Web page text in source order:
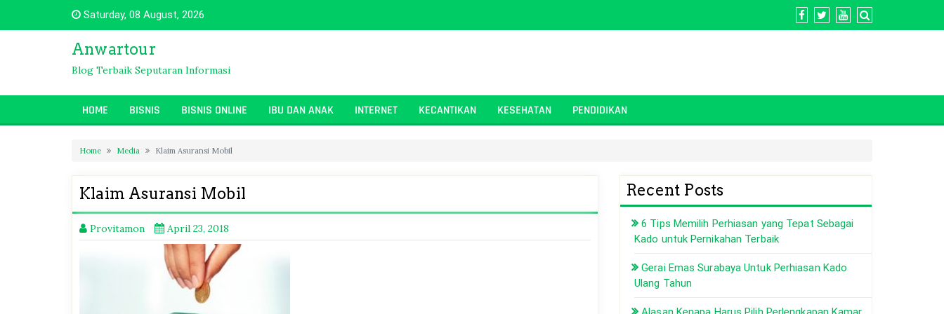
Saturday, 08 August, 2026
Anwartour
Blog Terbaik Seputaran Informasi
HOME BISNIS BISNIS ONLINE IBU DAN ANAK INTERNET KECANTIKAN KESEHATAN PENDIDIKAN
Home Media Klaim Asuransi Mobil
Klaim Asuransi Mobil
Provitamon April 23, 2018
Recent Posts
6 Tips Memilih Perhiasan yang Tepat Sebagai
Kado untuk Pernikahan Terbaik
Gerai Emas Surabaya Untuk Perhiasan Kado
Ulang Tahun